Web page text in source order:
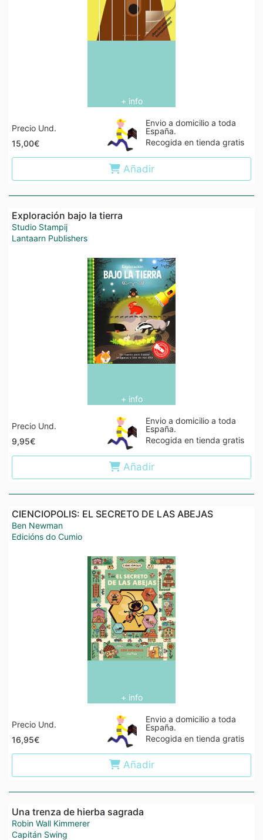
+ info
Precio Und.
15,00€
Envio a domicilio a toda
España.
Recogida en tienda gratis
Añadir
Exploración bajo la tierra
Studio Stampij
Lantaarn Publishers
+ info
Precio Und.
9,95€
Envio a domicilio a toda
España.
Recogida en tienda gratis
Añadir
CIENCIOPOLIS: EL SECRETO DE LAS ABEJAS
Ben Newman
Edicións do Cumio
+ info
Precio Und.
16,95€
Envio a domicilio a toda
España.
Recogida en tienda gratis
Añadir
Una trenza de hierba sagrada
Robin Wall Kimmerer
Capitán Swing